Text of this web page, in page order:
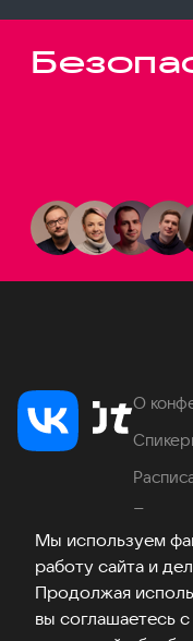
Мы используем
работу сайта и
Продолжая
вы соглашаетесь
О
Место
Часто